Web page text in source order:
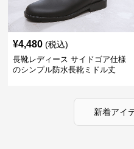
¥4,480 (税込)
長靴レディース サイドゴア仕様
のシンプル防水長靴ミドル丈
新着アイ